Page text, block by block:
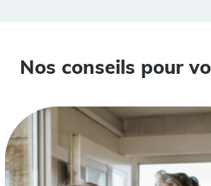
Nos conseils pour